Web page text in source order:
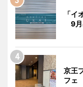
「イ
9月
京王
フェ